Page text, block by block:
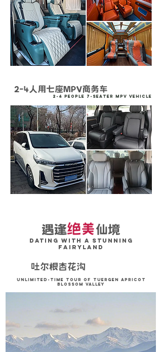
2-4人用七座MPV商务车
2-4 People 7-Seater MPV vehicle
遇逢绝美仙境
dating with a stunning
fairyland
吐尔根杏花沟
Unlimited-time tour of Tuergen Apricot
Blossom Valley